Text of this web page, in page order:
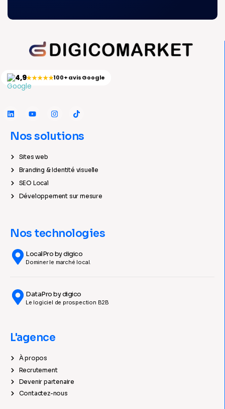
4,9★★★★★100+ avis Google
Nos solutions
Sites web
Branding & Identité visuelle
SEO Local
Développement sur mesure
Nos technologies
LocalPro by digico
Dominer le marché local.
DataPro by digico
Le logiciel de prospection B2B
L'agence
À propos
Recrutement
Devenir partenaire
Contactez-nous